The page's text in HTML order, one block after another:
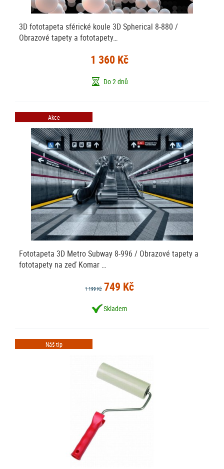
3D fototapeta sférické koule 3D Spherical 8-880 /
Obrazové tapety a fototapety…
1 360 Kč
Do 2 dnů
Akce
Fototapeta 3D Metro Subway 8-996 / Obrazové tapety a
fototapety na zeď Komar …
1 199 Kč 749 Kč
Skladem
Náš tip